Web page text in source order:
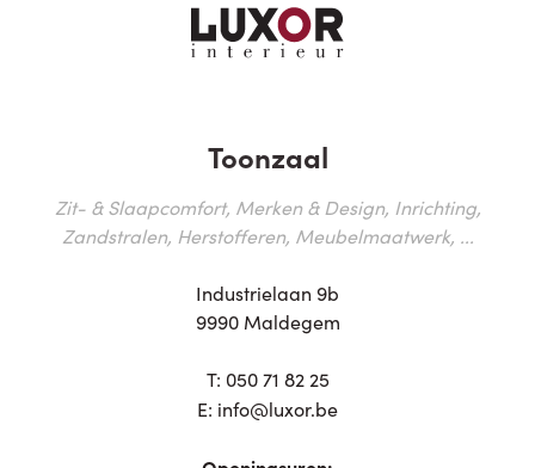
Toonzaal
Zit- & Slaapcomfort, Merken & Design, Inrichting,
Zandstralen, Herstofferen, Meubelmaatwerk, ...
Industrielaan 9b
9990 Maldegem
T: 050 71 82 25
E: info@luxor.be